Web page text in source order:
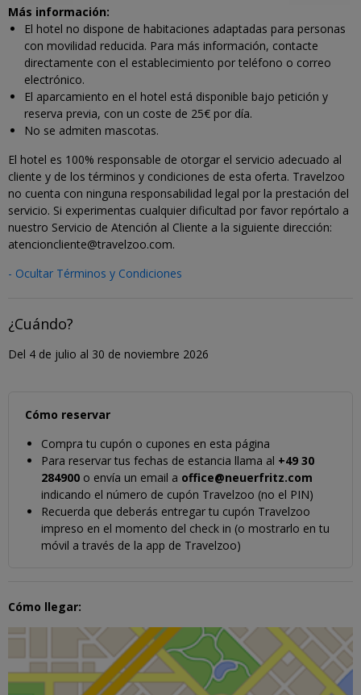
Más información:
El hotel no dispone de habitaciones adaptadas para personas
con movilidad reducida. Para más información, contacte
directamente con el establecimiento por teléfono o correo
electrónico.
El aparcamiento en el hotel está disponible bajo petición y
reserva previa, con un coste de 25€ por día.
No se admiten mascotas.
El hotel es 100% responsable de otorgar el servicio adecuado al
cliente y de los términos y condiciones de esta oferta. Travelzoo
no cuenta con ninguna responsabilidad legal por la prestación del
servicio. Si experimentas cualquier dificultad por favor repórtalo a
nuestro Servicio de Atención al Cliente a la siguiente dirección:
atencioncliente@travelzoo.com.
- Ocultar Términos y Condiciones
¿Cuándo?
Del 4 de julio al 30 de noviembre 2026
Cómo reservar
Compra tu cupón o cupones en esta página
Para reservar tus fechas de estancia llama al +49 30
284900 o envía un email a office@neuerfritz.com
indicando el número de cupón Travelzoo (no el PIN)
Recuerda que deberás entregar tu cupón Travelzoo
impreso en el momento del check in (o mostrarlo en tu
móvil a través de la app de Travelzoo)
Cómo llegar: